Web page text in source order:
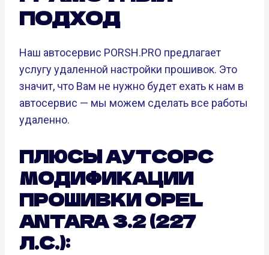
ПОДХОД
Наш автосервис PORSH.PRO предлагает
услугу удаленной настройки прошивок. Это
значит, что Вам не нужно будет ехать к нам в
автосервис — мы можем сделать все работы
удаленно.
ПЛЮСЫ АУТСОРС
МОДИФИКАЦИИ
ПРОШИВКИ OPEL
ANTARA 3.2 (227
Л.С.):